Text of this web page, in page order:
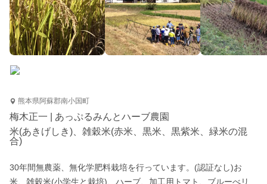
熊本県阿蘇郡南小国町
梅木正一 | あっぷるみんとハーブ農園
米(あきげしき)、雑穀米(赤米、黒米、黒紫米、緑米の混
合)
30年間無農薬、無化学肥料栽培を行っています。(認証なし)お
米、雑穀米(小学生と栽培)、ハーブ、加工用トマト、ブルーべリ